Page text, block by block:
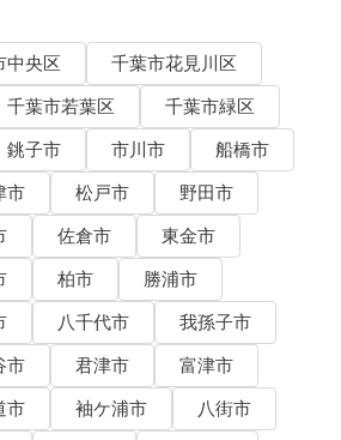
中央区
千葉市花見川区
千葉市若葉区
千葉市緑区
銚子市 市川市
船橋市
市 松戸市
野田市
佐倉市
東金市
柏市
勝浦市
八千代市
我孫子市
市 君津市
富津市
市 袖ケ浦市
八街市